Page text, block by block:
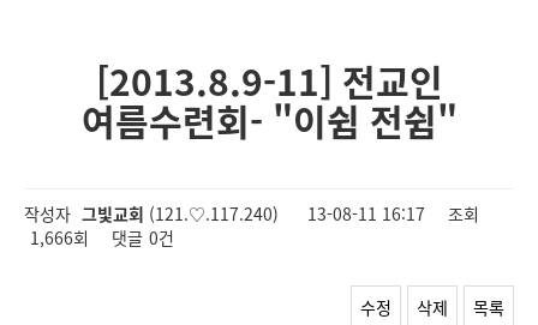
[2013.8.9-11] 전교인
여름수련회- "이쉼 전쉼"
작성자 그빛교회 (121.♡.117.240) 13-08-11 16:17
조회
1,666회
댓글 0건
수정 삭제 목록